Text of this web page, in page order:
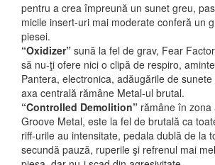
pentru a crea împreună un sunet greu,
micile insert-uri mai moderate conferă un
piesei.
“Oxidizer” sună la fel de grav, Fear
să nu-ţi ofere nici o clipă de respiro,
Pantera, electronica, adăugările de
axa centrală rămâne Metal-ul brutal.
“Controlled Demolition” rămâne în zona
Groove Metal, este la fel de brutală ca
riff-urile au intensitate, pedala dublă de la
secundă pauză, ruperile şi refrenul mai